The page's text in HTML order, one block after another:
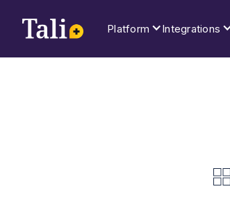
Platform Integrations